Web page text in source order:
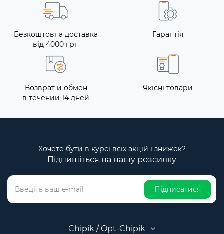
Безкоштовна доставка
від 4000 грн
Гарантія
Возврат и обмен
в течении 14 дней
Якісні товари
Хочете бути в курсі всіх акцій і знижок?
Підпишіться на нашу розсилку
Підписатися
Chipik / Opt-Chipik